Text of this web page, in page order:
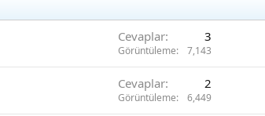
Cevaplar 3
Görüntüleme 7,143
Cevaplar 2
Görüntüleme 6,449